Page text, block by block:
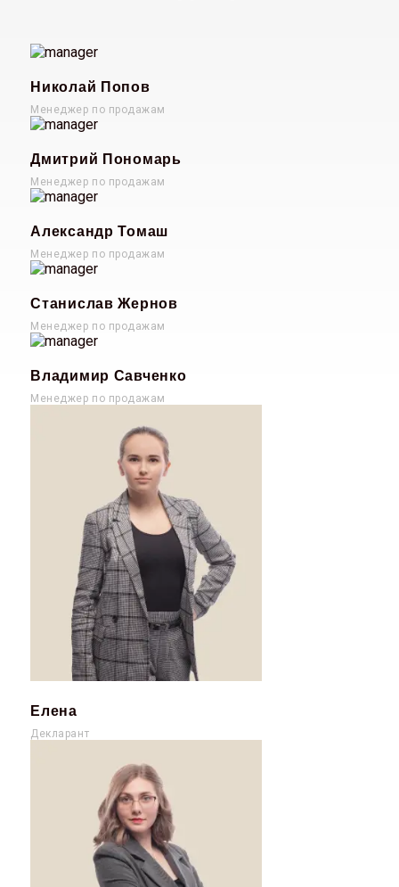
Николай Попов
Менеджер по продажам
Дмитрий Пономарь
Менеджер по продажам
Александр Томаш
Менеджер по продажам
Станислав Жернов
Менеджер по продажам
Владимир Савченко
Менеджер по продажам
Елена
Декларант